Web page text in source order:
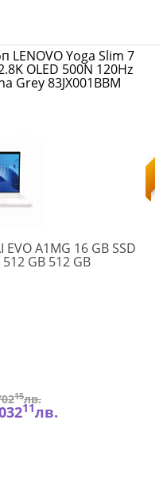
LENOVO Yoga Slim 7
OLED 500N 120Hz
Grey 83JX001BBM
EVO A1MG 16 GB SSD
GB 512 GBPRESTIGE
15лв.
11лв.